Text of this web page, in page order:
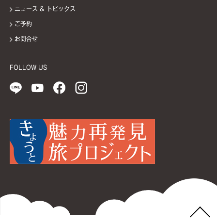
ニュース & トピックス
ご予約
お問合せ
FOLLOW US